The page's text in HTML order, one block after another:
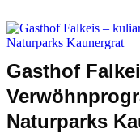
Gasthof
Naturparks